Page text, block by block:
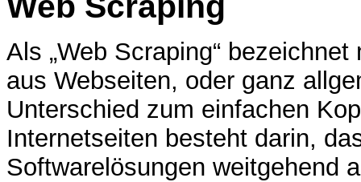
Als „Web Scraping“
aus Webseiten, oder ganz
Unterschied zum einfachen
Internetseiten besteht darin,
Softwarelösungen weitgehend